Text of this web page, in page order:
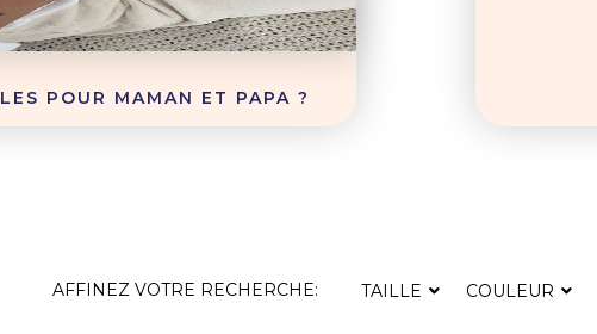
POUR MAMAN ET PAPA ?
AFFINEZ VOTRE RECHERCHE: TAILLE COULEUR